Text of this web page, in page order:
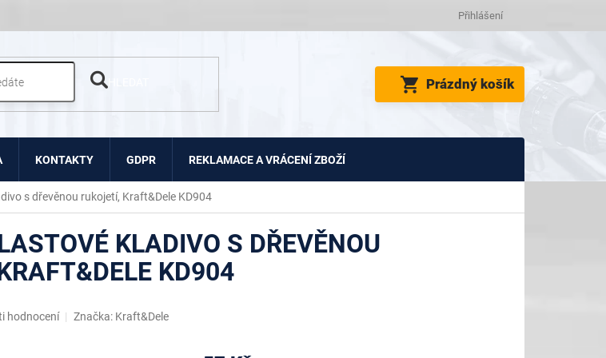
Přihlášení
NÁKUPNÍ
KOŠÍK
Prázdný košík
KONTAKTY GDPR REKLAMACE A VRÁCENÍ ZBOŽÍ
s dřevěnou rukojetí, Kraft&Dele KD904
KLADIVO S DŘEVĚNOU
KD904
hodnocení Značka: Kraft&Dele